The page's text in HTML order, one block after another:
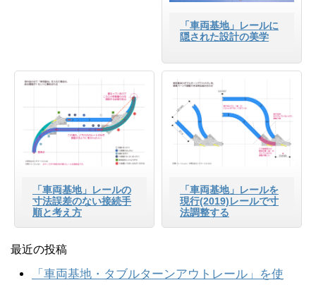
「車両基地」レールに
隠された設計の美学
「車両基地」レールの
寸法誤差のない接続手
順と考え方
「車両基地」レールを
現行(2019)レールで寸
法調整する
最近の投稿
「車両基地・タブルターンアウトレール」を使